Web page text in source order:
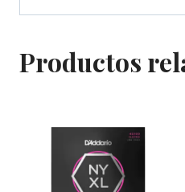
Productos